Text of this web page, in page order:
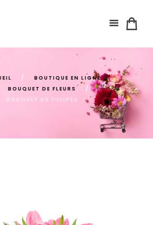
BOUTIQUE EN LIGNE
BOUQUET DE FLEURS
BOUQUET DE TULIPES